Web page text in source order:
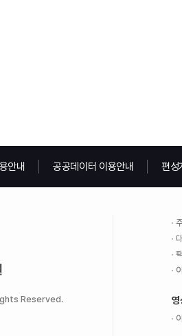
안내 공공데이터 이용안내 편성
Reserved. 영